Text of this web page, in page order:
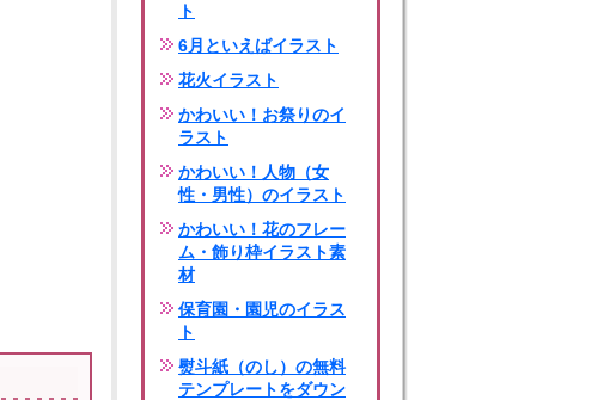
ト
6月といえばイラスト
花火イラスト
かわいい！お祭りのイ
ラスト
かわいい！人物（女
性・男性）のイラスト
かわいい！花のフレー
ム・飾り枠イラスト素
材
保育園・園児のイラス
ト
熨斗紙（のし）の無料
テンプレートをダウン